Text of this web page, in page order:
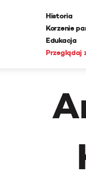
Historia
Korzenie
Edukacja
Przeglądaj